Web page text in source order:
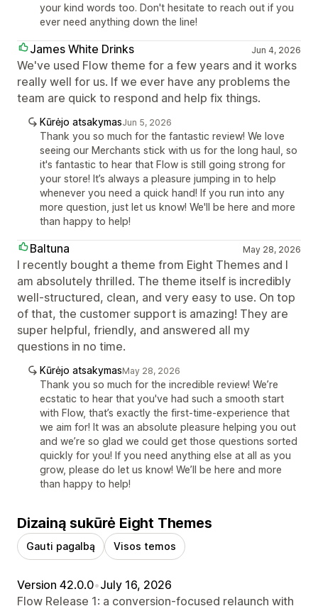
your kind words too. Don't hesitate to reach out if you
ever need anything down the line!
James White Drinks Jun 4, 2026
We've used Flow theme for a few years and it works
really well for us. If we ever have any problems the
team are quick to respond and help fix things.
Kūrėjo atsakymasJun 5, 2026
Thank you so much for the fantastic review! We love
seeing our Merchants stick with us for the long haul, so
it's fantastic to hear that Flow is still going strong for
your store! It’s always a pleasure jumping in to help
whenever you need a quick hand! If you run into any
more question, just let us know! We'll be here and more
than happy to help!
Baltuna May 28, 2026
I recently bought a theme from Eight Themes and I
am absolutely thrilled. The theme itself is incredibly
well-structured, clean, and very easy to use. On top
of that, the customer support is amazing! They are
super helpful, friendly, and answered all my
questions in no time.
Kūrėjo atsakymasMay 28, 2026
Thank you so much for the incredible review! We’re
ecstatic to hear that you've had such a smooth start
with Flow, that’s exactly the first-time-experience that
we aim for! It was an absolute pleasure helping you out
and we’re so glad we could get those questions sorted
quickly for you! If you need anything else at all as you
grow, please do let us know! We’ll be here and more
than happy to help!
Dizainą sukūrė Eight Themes
Gauti pagalbą Visos temos
Version 42.0.0•July 16, 2026
Flow Release 1: a conversion-focused relaunch with